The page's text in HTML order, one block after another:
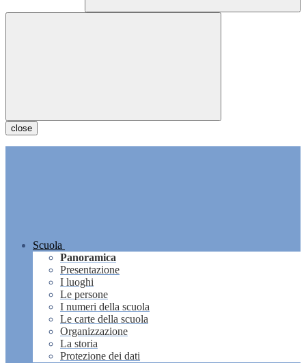
close
Scuola
Panoramica
Presentazione
I luoghi
Le persone
I numeri della scuola
Le carte della scuola
Organizzazione
La storia
Protezione dei dati